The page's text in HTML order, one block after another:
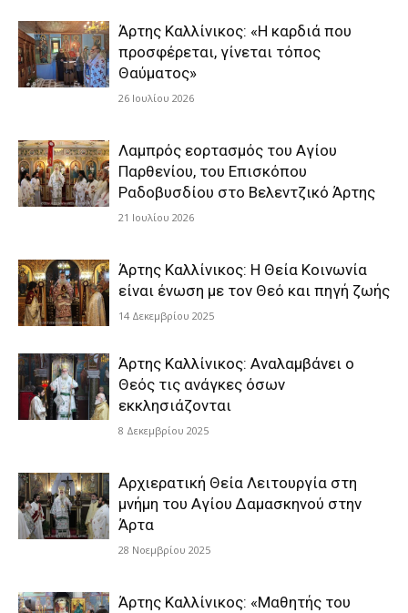
Άρτης Καλλίνικος: «Η καρδιά που
προσφέρεται, γίνεται τόπος
Θαύματος»
26 Ιουλίου 2026
Λαμπρός εορτασμός του Αγίου
Παρθενίου, του Επισκόπου
Ραδοβυσδίου στο Βελεντζικό Άρτης
21 Ιουλίου 2026
Άρτης Καλλίνικος: Η Θεία Κοινωνία
είναι ένωση με τον Θεό και πηγή ζωής
14 Δεκεμβρίου 2025
Άρτης Καλλίνικος: Αναλαμβάνει ο
Θεός τις ανάγκες όσων
εκκλησιάζονται
8 Δεκεμβρίου 2025
Αρχιερατική Θεία Λειτουργία στη
μνήμη του Αγίου Δαμασκηνού στην
Άρτα
28 Νοεμβρίου 2025
Άρτης Καλλίνικος: «Μαθητής του